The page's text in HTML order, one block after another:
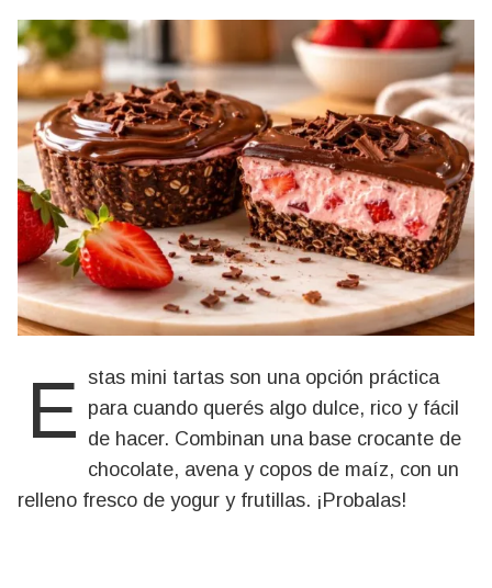
Estas mini tartas son una opción práctica para cuando querés algo dulce, rico y fácil
de hacer. Combinan una base crocante de
chocolate, avena y copos de maíz, con un
relleno fresco de yogur y frutillas. ¡Probalas!